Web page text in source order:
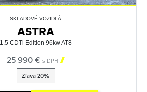
SKLADOVÉ VOZIDLÁ
ASTRA
1.5 CDTi Edition 96kw AT8
25 990 € s DPH 
Zľava 20%